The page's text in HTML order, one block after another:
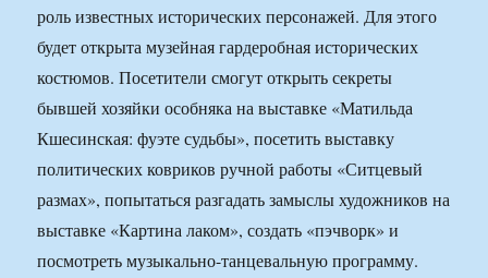
роль известных исторических персонажей. Для этого
будет открыта музейная гардеробная исторических
костюмов. Посетители смогут открыть секреты
бывшей хозяйки особняка на выставке «Матильда
Кшесинская: фуэте судьбы», посетить выставку
политических ковриков ручной работы «Ситцевый
размах», попытаться разгадать замыслы художников на
выставке «Картина лаком», создать «пэчворк» и
посмотреть музыкально-танцевальную программу.